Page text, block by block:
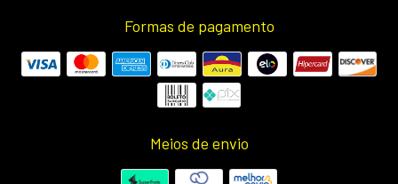
Formas de pagamento
Meios de envio